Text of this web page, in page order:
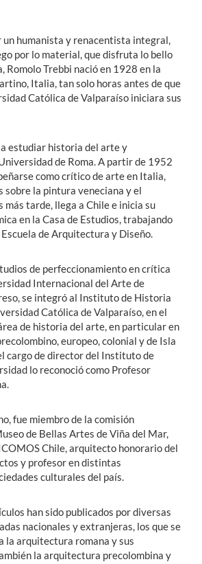
un humanista y renacentista integral,
por lo material, que disfruta lo bello
Romolo Trebbi nació en 1928 en la
Italia, tan solo horas antes de que
Católica de Valparaíso iniciara sus
estudiar historia del arte y
de Roma. A partir de 1952
como crítico de arte en Italia,
sobre la pintura veneciana y el
más tarde, llega a Chile e inicia su
en la Casa de Estudios, trabajando
de Arquitectura y Diseño.
de perfeccionamiento en crítica
Internacional del Arte de
se integró al Instituto de Historia
Católica de Valparaíso, en el
de historia del arte, en particular en
europeo, colonial y de Isla
cargo de director del Instituto de
lo reconoció como Profesor
fue miembro de la comisión
de Bellas Artes de Viña del Mar,
Chile, arquitecto honorario del
y profesor en distintas
culturales del país.
han sido publicados por diversas
nacionales y extranjeras, los que se
la arquitectura romana y sus
la arquitectura precolombina y